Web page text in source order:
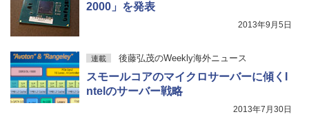
2000」を発表
2013年9月5日
連載 後藤弘茂のWeekly海外ニュース
スモールコアのマイクロサーバーに傾くI
ntelのサーバー戦略
2013年7月30日